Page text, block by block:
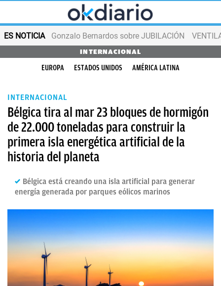
ES NOTICIA Gonzalo Bernardos sobre JUBILACIÓN
INTERNACIONAL
EUROPA ESTADOS UNIDOS AMÉRICA LATINA
INTERNACIONAL
Bélgica tira al mar 23 bloques de hormigón
de 22.000 toneladas para construir la
primera isla energética artificial de la
historia del planeta
Bélgica está creando una isla artificial para generar
energía generada por parques eólicos marinos